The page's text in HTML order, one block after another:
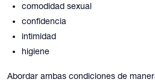
comodidad sexual
confidencia
intimidad
higiene
Abordar ambas condiciones de